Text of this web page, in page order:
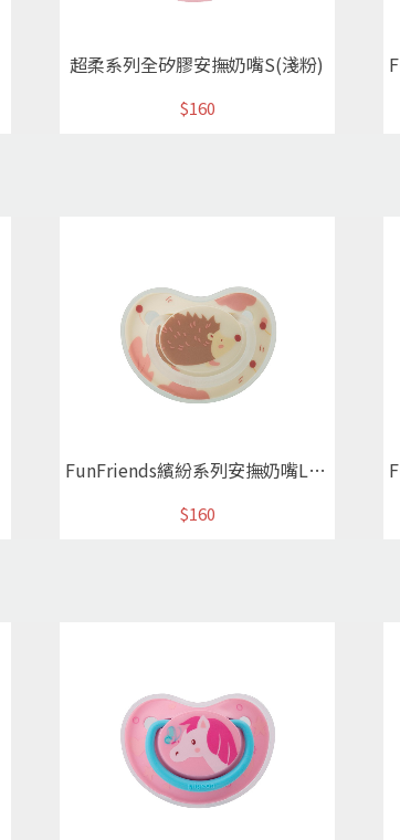
超柔系列全矽膠安撫奶嘴S(淺粉)
$160
FunFriends繽紛系列安撫奶嘴L可愛刺蝟
$160